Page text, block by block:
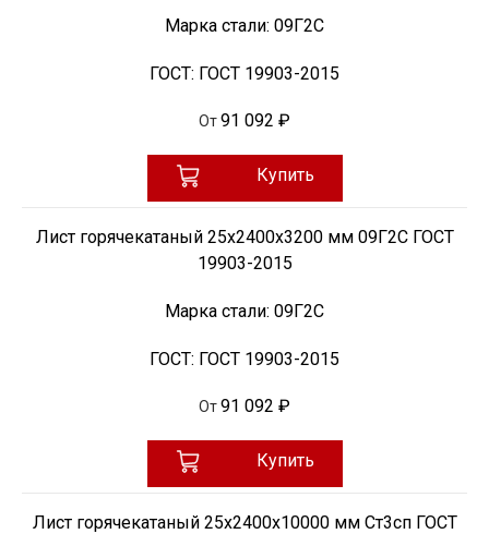
Марка стали: 09Г2С
ГОСТ: ГОСТ 19903-2015
От91 092 ₽
Купить
Лист горячекатаный 25х2400х3200 мм 09Г2С ГОСТ
19903-2015
Марка стали: 09Г2С
ГОСТ: ГОСТ 19903-2015
От91 092 ₽
Купить
Лист горячекатаный 25х2400х10000 мм Ст3сп ГОСТ